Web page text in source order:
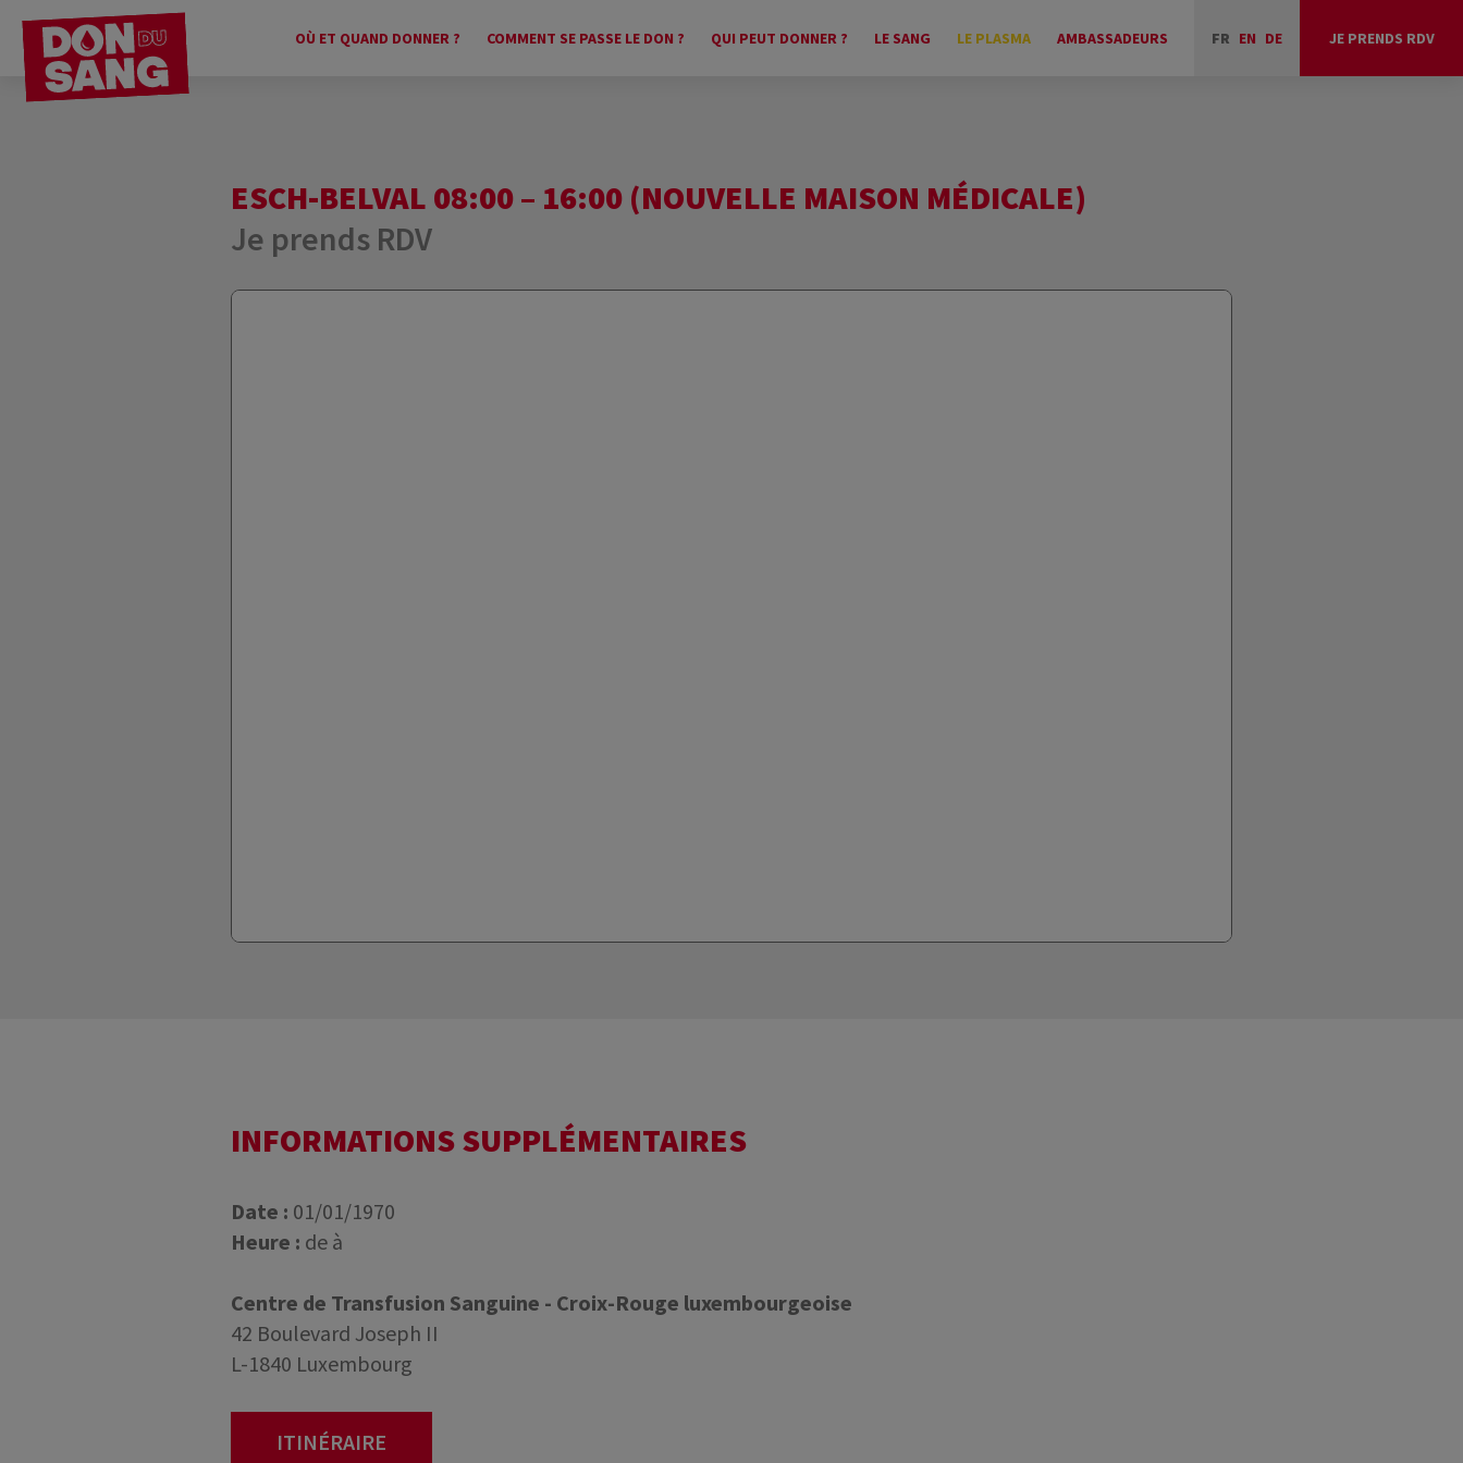
OÙ ET QUAND DONNER ? COMMENT SE PASSE LE DON ? QUI PEUT DONNER ? LE SANG LE PLASMA AMBASSADEURS FR EN DE JE PRENDS RDV
ESCH-BELVAL 08:00 – 16:00 (NOUVELLE MAISON MÉDICALE)
Je prends RDV
INFORMATIONS SUPPLÉMENTAIRES
Date : 01/01/1970
Heure : de à
Centre de Transfusion Sanguine - Croix-Rouge luxembourgeoise
42 Boulevard Joseph II
L-1840 Luxembourg
ITINÉRAIRE